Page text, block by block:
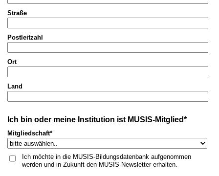
Straße
Postleitzahl
Ort
Land
Ich bin oder meine Institution ist MUSIS-Mitglied*
Mitgliedschaft*
Ich möchte in die MUSIS-Bildungsdatenbank aufgenommen
werden und in Zukunft den MUSIS-Newsletter erhalten.